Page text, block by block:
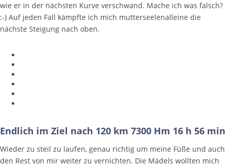
wie er in der nächsten Kurve verschwand. Mache ich was falsch?
:-) Auf jeden Fall kämpfte ich mich mutterseelenalleine die
nächste Steigung nach oben.
Endlich im Ziel nach 120 km 7300 Hm 16 h 56 min
Wieder zu steil zu laufen, genau richtig um meine Füße und auch
den Rest von mir weiter zu vernichten. Die Mädels wollten mich